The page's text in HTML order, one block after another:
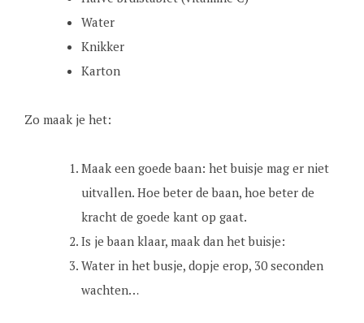
Water
Knikker
Karton
Zo maak je het:
Maak een goede baan: het buisje mag er niet
uitvallen. Hoe beter de baan, hoe beter de
kracht de goede kant op gaat.
Is je baan klaar, maak dan het buisje:
Water in het busje, dopje erop, 30 seconden
wachten…